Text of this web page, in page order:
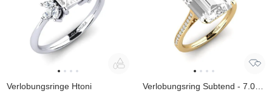
Verlobungsringe Htoni